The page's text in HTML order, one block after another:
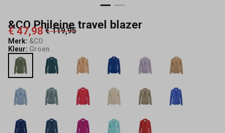
&CO Phileine travel blazer
€ 47,98 € 119,95
Merk: &CO
Kleur: Groen